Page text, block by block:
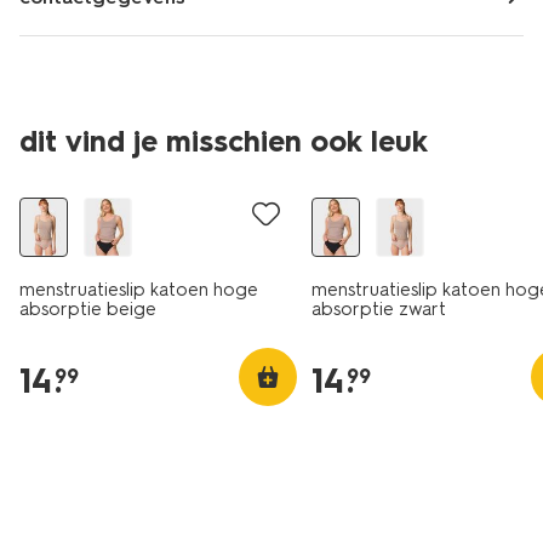
dit vind je misschien ook leuk
menstruatieslip katoen hoge
absorptie beige
14.
99
menstruatieslip katoen
absorptie zwart
14.
99